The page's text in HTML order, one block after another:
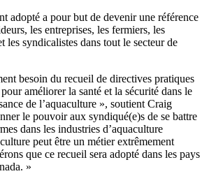
adopté a pour but de devenir une référence
les entreprises, les fermiers, les
les syndicalistes dans tout le secteur de
besoin du recueil de directives pratiques
améliorer la santé et la sécurité dans le
de l’aquaculture », soutient Craig
le pouvoir aux syndiqué(e)s de se battre
dans les industries d’aquaculture
peut être un métier extrêmement
que ce recueil sera adopté dans les pays
»